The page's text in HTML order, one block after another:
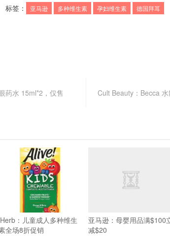
标签： 亚马逊 多种维生素 孕妇维生素 德国拜耳
药水 15ml*2，仅售
Cult Beauty：Becca
：儿童成人多种维生
全场8折促销
亚马逊：母婴用品满$100
减$20